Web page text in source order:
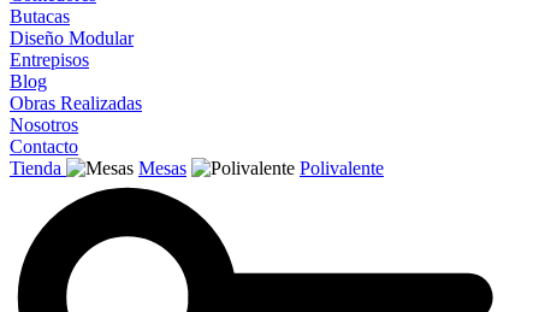
Butacas
Diseño Modular
Entrepisos
Blog
Obras Realizadas
Nosotros
Contacto
Tienda
Mesas Polivalente